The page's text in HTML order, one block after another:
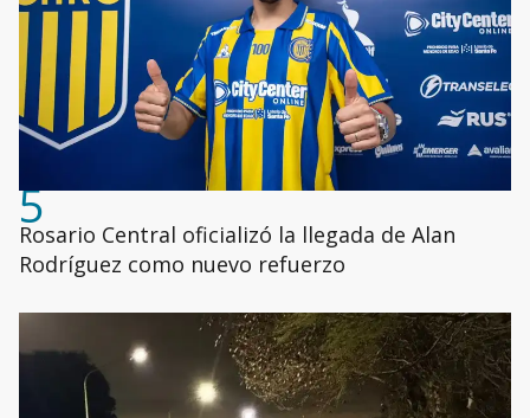
5
Rosario Central oficializó la llegada de Alan
Rodríguez como nuevo refuerzo